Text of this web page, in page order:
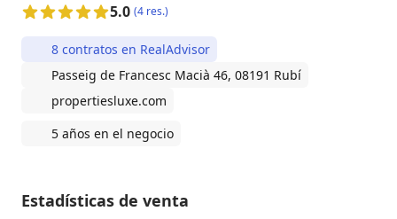
5.0 (4 res.)
8 contratos en RealAdvisor
Passeig de Francesc Macià 46, 08191 Rubí
propertiesluxe.com
5 años en el negocio
Estadísticas de venta